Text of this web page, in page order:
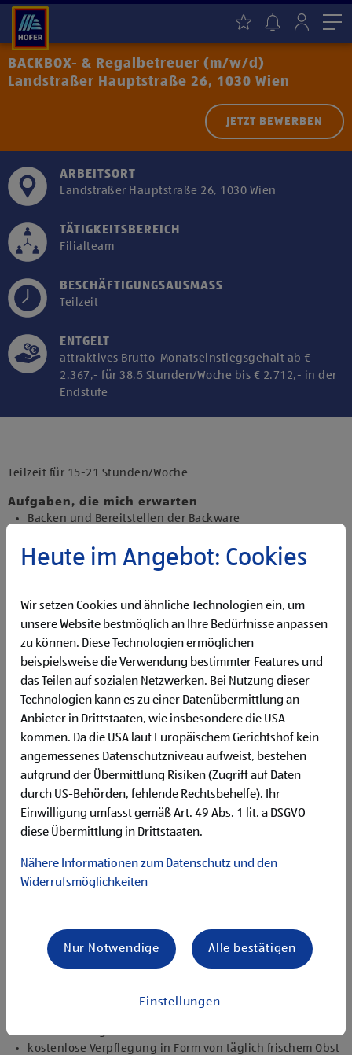
BACKBOX- & Regalbetreuer (m/w/d)
Landstraßer Hauptstraße 26, 1030 Wien
JETZT BEWERBEN
ARBEITSORT
Landstraßer Hauptstraße 26, 1030 Wien
TÄTIGKEITSBEREICH
Filialteam
BESCHÄFTIGUNGSAUSMASS
Teilzeit
ENTGELT
attraktives Brutto-Monatseinstiegsgehalt ab €
2.367,- für 38,5 Stunden/Woche bis € 2.712,- in der
Endstufe
Drittanbietern zu, um diesen Inhalt
Teilzeit für 15-21 Stunden/Woche
Aufgaben, die mich erwarten
Backen und Bereitstellen der Backware
Präsentieren von Obst und Gemüse sowie Durchführen
von Qualitätskontrollen
Reinigen der Filiale
Betreuen der Pfandrückgabeautomaten
Qualifikationen, die ich mitbringe
Flexibilität für Früh- und Spätdienste (Montag bis
Samstag)
Begeisterung im Handel zu arbeiten und den
Unternehmenserfolg mitzugestalten
Freude an der Arbeit im Team für ein motiviertes
Miteinander
Bereitschaft zu körperlich anspruchsvollen Tätigkeiten
freundlich im Umgang mit Kund:innen für eine
angenehme Einkaufsatmosphäre
zuverlässige und organisierte Arbeitsweise zur
Angebote, die mich überzeugen
vielseitiges Tätigkeitsfeld
umfangreiche Einarbeitung und individuelles
Onboarding
kostenlose Verpflegung in Form von täglich frischem Obst
Heute im Angebot: Cookies
Wir setzen Cookies und ähnliche Technologien ein, um
unsere Website bestmöglich an Ihre Bedürfnisse anpassen
zu können. Diese Technologien ermöglichen
beispielsweise die Verwendung bestimmter Features und
das Teilen auf sozialen Netzwerken. Bei Nutzung dieser
Technologien kann es zu einer Datenübermittlung an
Anbieter in Drittstaaten, wie insbesondere die USA
kommen. Da die USA laut Europäischem Gerichtshof kein
angemessenes Datenschutzniveau aufweist, bestehen
aufgrund der Übermittlung Risiken (Zugriff auf Daten
durch US-Behörden, fehlende Rechtsbehelfe). Ihr
Einwilligung umfasst gemäß Art. 49 Abs. 1 lit. a DSGVO
diese Übermittlung in Drittstaaten.
Nähere Informationen zum Datenschutz und den
Widerrufsmöglichkeiten
Einstellungen
Nur Notwendige Alle bestätigen